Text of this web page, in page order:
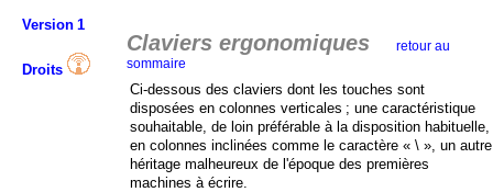
Claviers ergonomiques
retour au
sommaire
Ci-dessous des claviers dont les touches sont
disposées en colonnes verticales ; une caractéristique
souhaitable, de loin préférable à la disposition habituelle,
en colonnes inclinées comme le caractère « \ », un autre
héritage malheureux de l'époque des premières
machines à écrire.
Version 1
Droits